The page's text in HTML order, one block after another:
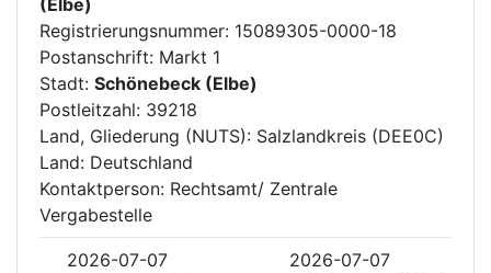
Registrierungsnummer: 15089305-0000-18
Postanschrift: Markt 1
Stadt: Schönebeck (Elbe)
Postleitzahl: 39218
Land, Gliederung (NUTS): Salzlandkreis (DEE0C)
Land: Deutschland
Kontaktperson: Rechtsamt/ Zentrale
Vergabestelle
2026-07-07
2026-07-07